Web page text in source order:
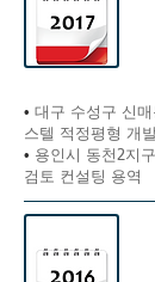
​• 대구 수성구 신
스텔 적정평형 개
​• 용인시 동천2지
검토 컨설팅 용역